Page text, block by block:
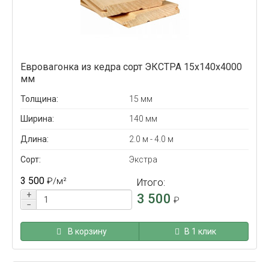
Евровагонка из кедра сорт ЭКСТРА 15x140x4000
мм
Толщина: 15 мм
Ширина: 140 мм
Длина: 2.0 м - 4.0 м
Сорт: Экстра
3 500 ₽/м²
+
−
Итого:
3 500 ₽
В корзину В 1 клик